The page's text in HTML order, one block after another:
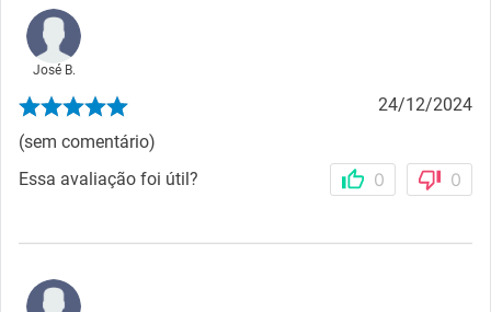
José B.
24/12/2024
(sem comentário)
Essa avaliação foi útil?
0 0